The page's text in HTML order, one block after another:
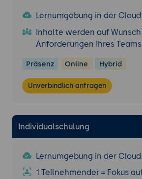
Lernumgebung in der Cloud
Inhalte werden auf
Anforderungen Ihres
Präsenz Online Hybrid
Unverbindlich anfragen
Individualschulung
Lernumgebung in der Cloud
1 Teilnehmender = Fokus